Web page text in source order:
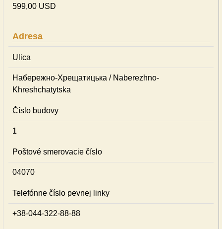
599,00 USD
Adresa
Ulica
Набережно-Хрещатицька / Naberezhno-
Khreshchatytska
Číslo budovy
1
Poštové smerovacie číslo
04070
Telefónne číslo pevnej linky
+38-044-322-88-88